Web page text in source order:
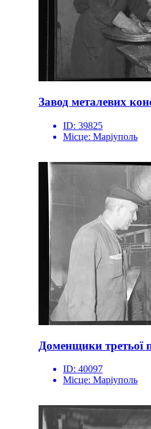
Завод металевих
ID: 39825
Місце: Маріуполь
Доменщики третьої
ID: 40097
Місце: Маріуполь